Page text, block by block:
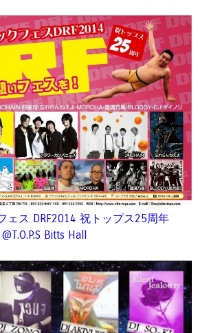
ェス DRF2014 祝トップス25周年
@T.O.P.S Bitts Hall